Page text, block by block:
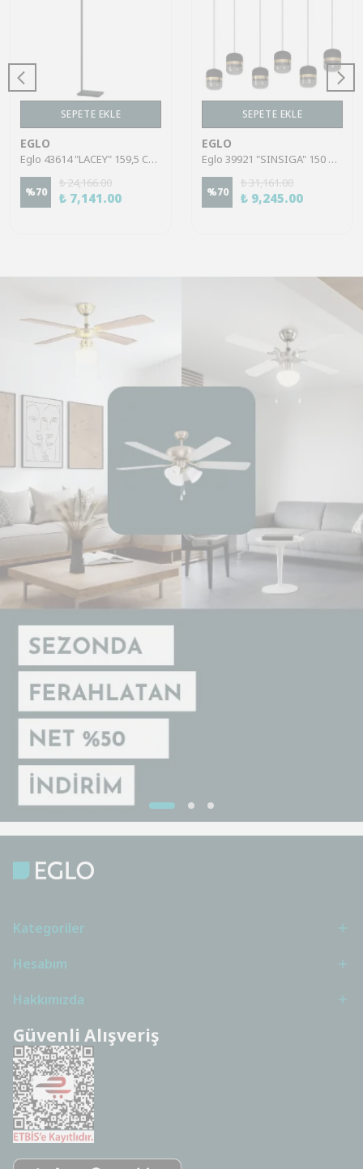
SEPETE EKLE
EGLO
Eglo 43614 "LACEY" 159,5 Cm Yüksekliğinde Çelik, Ahşap Köşe Lambası Lambader
%70
₺ 24,166.00
₺ 7,141.00
SEPETE EKLE
EGLO
Eglo 39921 "SINSIGA" 150 Cm Yüksekliğinde Çelik Siyah Sarkıt Avize
%70
₺ 31,161.00
₺ 9,245.00
Kategoriler
Hesabım
Hakkımızda
Güvenli Alışveriş